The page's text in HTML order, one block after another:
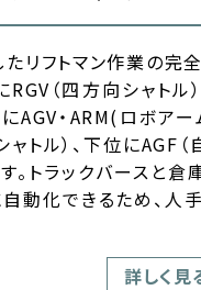
リフトマン作業の完
RGV（四方向シャトル
AGV・ARM(ロボア
トル）、下位にAGF（
。トラックバースと倉
動化できるため、人
詳しく見